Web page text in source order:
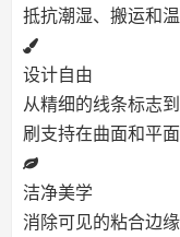
抵抗潮湿、搬运和
设计自由
从精细的线条标志
刷支持在曲面和平
洁净美学
消除可见的粘合边